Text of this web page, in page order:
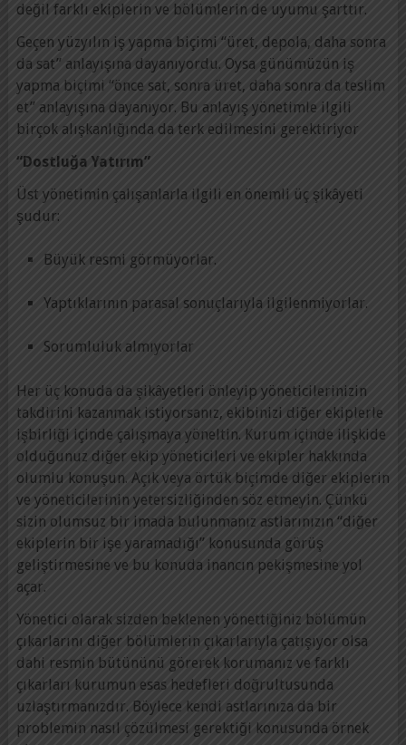
değil farklı ekiplerin ve bölümlerin de uyumu şarttır.
Geçen yüzyılın iş yapma biçimi “üret, depola, daha sonra
da sat” anlayışına dayanıyordu. Oysa günümüzün iş
yapma biçimi “önce sat, sonra üret, daha sonra da teslim
et” anlayışına dayanıyor. Bu anlayış yönetimle ilgili
birçok alışkanlığında da terk edilmesini gerektiriyor
“Dostluğa Yatırım”
Üst yönetimin çalışanlarla ilgili en önemli üç şikâyeti
şudur:
Büyük resmi görmüyorlar.
Yaptıklarının parasal sonuçlarıyla ilgilenmiyorlar.
Sorumluluk almıyorlar
Her üç konuda da şikâyetleri önleyip yöneticilerinizin
takdirini kazanmak istiyorsanız, ekibinizi diğer ekiplerle
işbirliği içinde çalışmaya yöneltin. Kurum içinde ilişkide
olduğunuz diğer ekip yöneticileri ve ekipler hakkında
olumlu konuşun. Açık veya örtük biçimde diğer ekiplerin
ve yöneticilerinin yetersizliğinden söz etmeyin. Çünkü
sizin olumsuz bir imada bulunmanız astlarınızın “diğer
ekiplerin bir işe yaramadığı” konusunda görüş
geliştirmesine ve bu konuda inancın pekişmesine yol
açar.
Yönetici olarak sizden beklenen yönettiğiniz bölümün
çıkarlarını diğer bölümlerin çıkarlarıyla çatışıyor olsa
dahi resmin bütününü görerek korumanız ve farklı
çıkarları kurumun esas hedefleri doğrultusunda
uzlaştırmanızdır. Böylece kendi astlarınıza da bir
problemin nasıl çözülmesi gerektiği konusunda örnek